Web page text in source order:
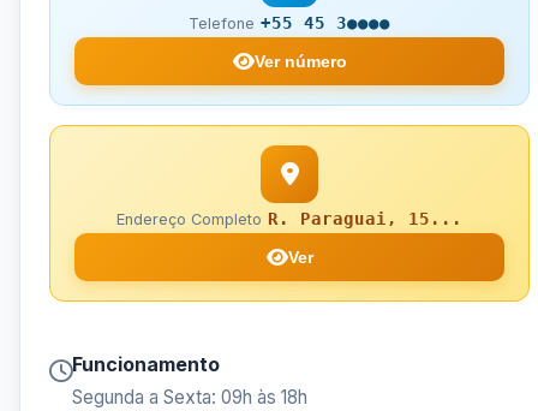
Telefone +55 45 3●●●●
Ver número
Endereço Completo R. Paraguai, 15...
Ver
Funcionamento
Segunda a Sexta: 09h às 18h